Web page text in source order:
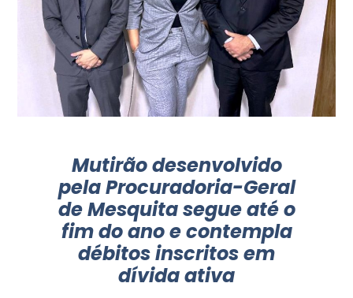
Mutirão desenvolvido
pela Procuradoria-Geral
de Mesquita segue até o
fim do ano e contempla
débitos inscritos em
dívida ativa